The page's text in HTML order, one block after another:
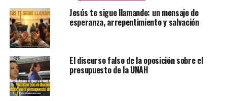
Jesús te sigue llamando: un mensaje de
esperanza, arrepentimiento y salvación
El discurso falso de la oposición sobre el
presupuesto de la UNAH